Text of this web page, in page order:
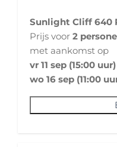
fietsendrager voor 2
Casetteluifel
Milieusticker(s)
Milieusticker
Kleur buitenzijde
Sunlight Cliff 640
Prijs voor 2
met aankomst op
vr 11 sep (15:00 uur)
wo 16 sep (11:00